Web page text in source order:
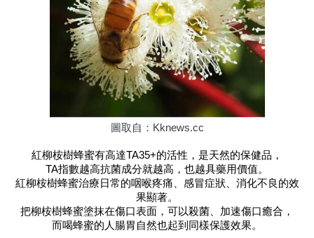
圖取自：Kknews.cc
紅柳桉樹蜂蜜有高達TA35+的活性，是天然的保健品，
TA指數越高抗菌成分就越高，也越具藥用價值。
紅柳桉樹蜂蜜治療日常的咽喉疼痛、感冒症狀、消化不良的效
果顯著。
把柳桉樹蜂蜜塗抹在傷口表面，可以殺菌、加速傷口癒合，
而喝蜂蜜的人腸胃自然也起到同樣保護效果。